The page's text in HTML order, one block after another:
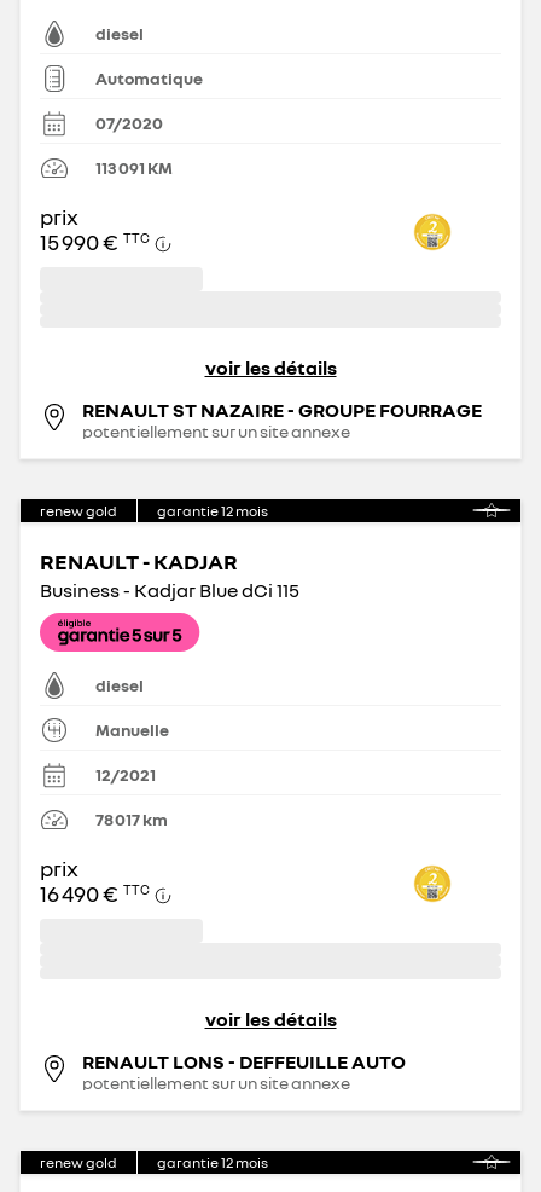
diesel
Automatique
07/2020
113 091 KM
prix
15 990 € TTC
voir les détails
RENAULT ST NAZAIRE - GROUPE FOURRAGE
potentiellement sur un site annexe
renew gold garantie12 mois
RENAULT - KADJAR
Business - Kadjar Blue dCi 115
diesel
Manuelle
12/2021
78 017km
prix
16 490 € TTC
voir les détails
RENAULT LONS - DEFFEUILLE AUTO
potentiellement sur un site annexe
renew gold garantie12 mois